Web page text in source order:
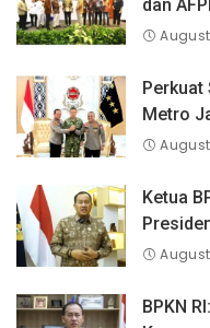
dan
Perkuat
Metro
Ketua
BPKN